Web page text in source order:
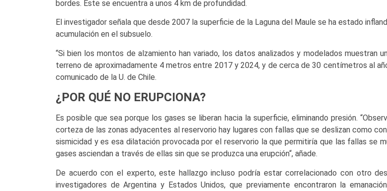
bordes. Este se encuentra a unos 4 km de profundidad.
El investigador señala que desde 2007 la superficie de la Laguna del Maule se ha estado
acumulación en el subsuelo.
“Si bien los montos de alzamiento han variado, los datos analizados y modelados muestran
terreno de aproximadamente 4 metros entre 2017 y 2024, y de cerca de 30 centímetros al
comunicado de la U. de Chile.
¿POR QUÉ NO ERUPCIONA?
Es posible que sea porque los gases se liberan hacia la superficie, eliminando presión.
corteza de las zonas adyacentes al reservorio hay lugares con fallas que se deslizan como
sismicidad y es esa dilatación provocada por el reservorio la que permitiría que las fallas se
gases asciendan a través de ellas sin que se produzca una erupción“, añade.
De acuerdo con el experto, este hallazgo incluso podría estar correlacionado con otro
investigadores de Argentina y Estados Unidos, que previamente encontraron la